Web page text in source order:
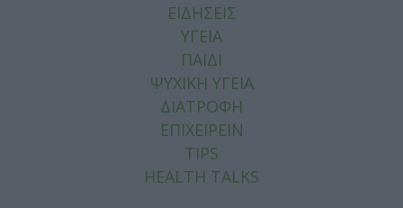
ΕΙΔΗΣΕΙΣ
ΥΓΕΙΑ
ΠΑΙΔΙ
ΨΥΧΙΚΗ ΥΓΕΙΑ
ΔΙΑΤΡΟΦΗ
ΕΠΙΧΕΙΡΕΙΝ
TIPS
HEALTH TALKS